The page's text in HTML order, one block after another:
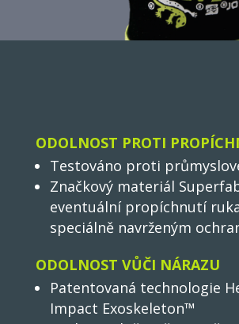
ODOLNOST PROTI
Testováno proti
Značkový materiál
eventuální propíchnutí
speciálně navrženým
ODOLNOST VŮČI NÁRAZU
Patentovaná technologie
Impact Exoskeleton™